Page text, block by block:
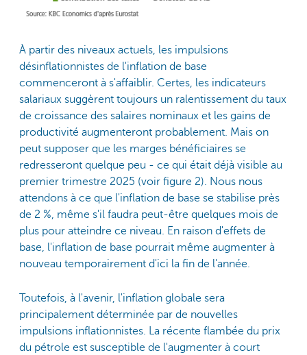
À partir des niveaux actuels, les impulsions
désinflationnistes de l'inflation de base
commenceront à s'affaiblir. Certes, les indicateurs
salariaux suggèrent toujours un ralentissement du taux
de croissance des salaires nominaux et les gains de
productivité augmenteront probablement. Mais on
peut supposer que les marges bénéficiaires se
redresseront quelque peu - ce qui était déjà visible au
premier trimestre 2025 (voir figure 2). Nous nous
attendons à ce que l'inflation de base se stabilise près
de 2 %, même s'il faudra peut-être quelques mois de
plus pour atteindre ce niveau. En raison d'effets de
base, l'inflation de base pourrait même augmenter à
nouveau temporairement d'ici la fin de l'année.
Toutefois, à l'avenir, l'inflation globale sera
principalement déterminée par de nouvelles
impulsions inflationnistes. La récente flambée du prix
du pétrole est susceptible de l'augmenter à court